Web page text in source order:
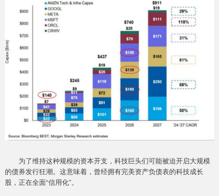
为了维持这种规模的资本开支，科技巨头们可能被迫开启大规模
的债券发行狂潮。这意味着，曾经拥有完美资产负债表的科技成长
股，正在全面“信用化”。